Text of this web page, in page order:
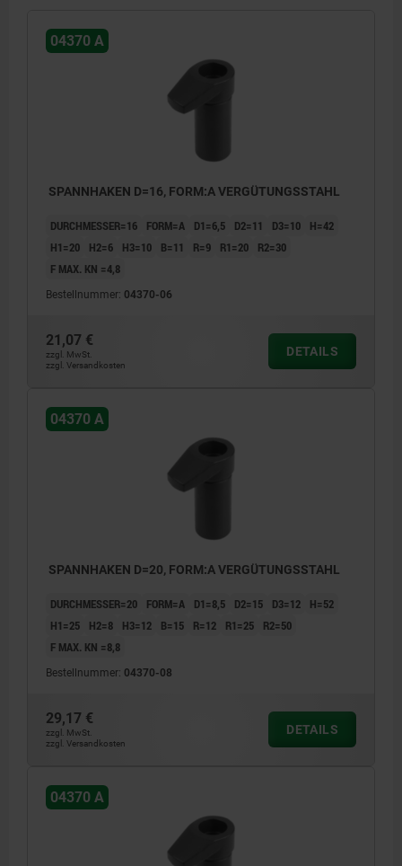
04370 A
SPANNHAKEN D=16, FORM:A VERGÜTUNGSSTAHL
DURCHMESSER=16 FORM=A D1=6,5 D2=11 D3=10
H=42
H1=20
H2=6 H3=10 B=11 R=9 R1=20
R2=30
F MAX. KN =4,8
Bestellnummer: 04370-06
21,07 €
zzgl. MwSt.
zzgl. Versandkosten
DETAILS
04370 A
SPANNHAKEN D=20, FORM:A VERGÜTUNGSSTAHL
DURCHMESSER=20 FORM=A D1=8,5 D2=15 D3=12
H=52
H1=25
H2=8 H3=12 B=15 R=12 R1=25
R2=50
F MAX. KN =8,8
Bestellnummer: 04370-08
29,17 €
zzgl. MwSt.
zzgl. Versandkosten
DETAILS
04370 A